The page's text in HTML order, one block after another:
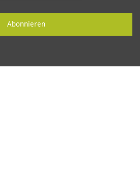
Abonnieren